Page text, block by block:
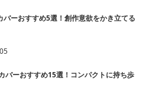
バーおすすめ5選！創作意欲をかき立てる
バーおすすめ15選！コンパクトに持ち歩